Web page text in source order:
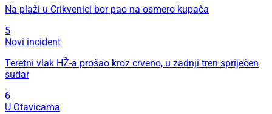
Na plaži u Crikvenici bor pao na osmero kupača
5
Novi incident
Teretni vlak HŽ-a prošao kroz crveno, u zadnji tren spriječen
sudar
6
U Otavicama